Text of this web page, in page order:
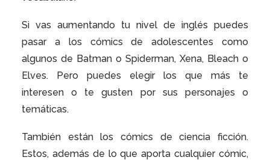
Si vas aumentando tu nivel de inglés puedes
pasar a los cómics de adolescentes como
algunos de Batman o Spiderman, Xena, Bleach o
Elves. Pero puedes elegir los que más te
interesen o te gusten por sus personajes o
temáticas.
También están los cómics de ciencia ficción.
Estos, además de lo que aporta cualquier cómic,